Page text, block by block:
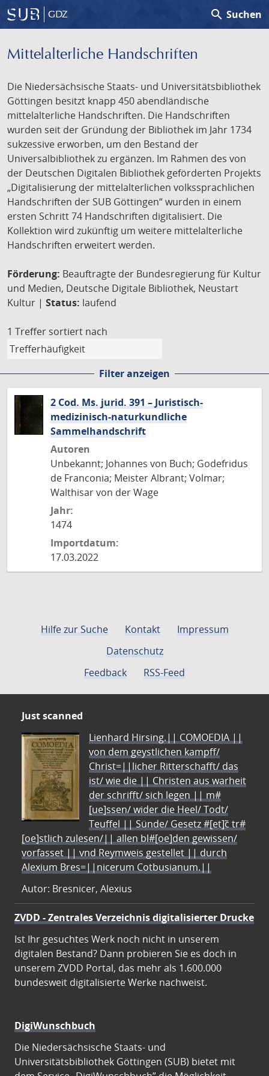
GDZ search Suchen
Mittelalterliche Handschriften
Die Niedersächsische Staats- und Universitätsbibliothek
Göttingen besitzt knapp 450 abendländische
mittelalterliche Handschriften. Die Handschriften
wurden seit der Gründung der Bibliothek im Jahr 1734
sukzessive erworben, um den Bestand der
Universalbibliothek zu ergänzen. Im Rahmen des von
der Deutschen Digitalen Bibliothek geförderten Projekts
„Digitalisierung der mittelalterlichen volkssprachlichen
Handschriften der SUB Göttingen“ wurden in einem
ersten Schritt 74 Handschriften digitalisiert. Die
Kollektion wird zukünftig um weitere mittelalterliche
Handschriften erweitert werden.
Förderung: Beauftragte der Bundesregierung für Kultur
und Medien, Deutsche Digitale Bibliothek, Neustart
Kultur | Status: laufend
1 Treffer sortiert nach
Filter anzeigen
2 Cod. Ms. jurid. 391 – Juristisch-
medizinisch-naturkundliche
Sammelhandschrift
Autoren
Unbekannt; Johannes von Buch; Godefridus
de Franconia; Meister Albrant; Volmar;
Walthisar von der Wage
Jahr:
1474
Importdatum:
17.03.2022
Hilfe zur Suche Kontakt
Impressum
Datenschutz
Feedback
RSS-Feed
Just scanned
Lienhard Hirsing.|| COMOEDIA ||
von dem geystlichen kampff/
Christ=||licher Ritterschafft/ das
ist/ wie die || Christen aus warheit
der schrifft/ sich legen || m#
[ue]ssen/ wider die Heel/ Todt/
Teuffel || Sünde/ Gesetz #[et]c̃ tr#
[oe]stlich zulesen/|| allen bl#[oe]den gewissen/
vorfasset || vnd Reymweis gestellet || durch
Alexium Bres=||nicerum Cotbusianum.||
Autor: Bresnicer, Alexius
ZVDD - Zentrales Verzeichnis digitalisierter Drucke
Ist Ihr gesuchtes Werk noch nicht in unserem
digitalen Bestand? Dann probieren Sie es doch in
unserem ZVDD Portal, das mehr als 1.600.000
bundesweit digitalisierte Werke nachweist.
DigiWunschbuch
Die Niedersächsische Staats- und
Universitätsbibliothek Göttingen (SUB) bietet mit